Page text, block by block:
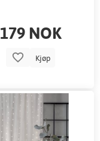
179 NOK
Kjøp